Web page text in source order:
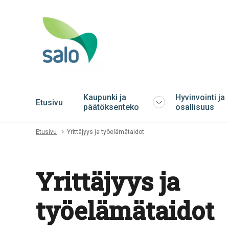
Etusivu
Kaupunki ja
päätöksenteko
Avaa
Hyvinvointi ja
osallisuus
Etusivu Yrittäjyys ja työelämätaidot
Yrittäjyys ja
työelämätaidot